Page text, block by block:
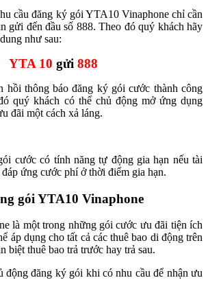
cầu đăng ký gói YTA10 Vinaphone chỉ cần
gửi đến đầu số 888. Theo đó quý khách hãy
như sau:
YTA 10 gửi 888
hồi thông báo đăng ký gói cước thành công
quý khách có thể chủ động mở ứng dụng
đãi một cách xả láng.
cước có tính năng tự động gia hạn nếu tài
ứng cước phí ở thời điểm gia hạn.
gói YTA10 Vinaphone
là một trong những gói cước ưu đãi tiện ích
áp dụng cho tất cả các thuê bao di động trên
biệt thuê bao trả trước hay trả sau.
động đăng ký gói khi có nhu cầu để nhận ưu